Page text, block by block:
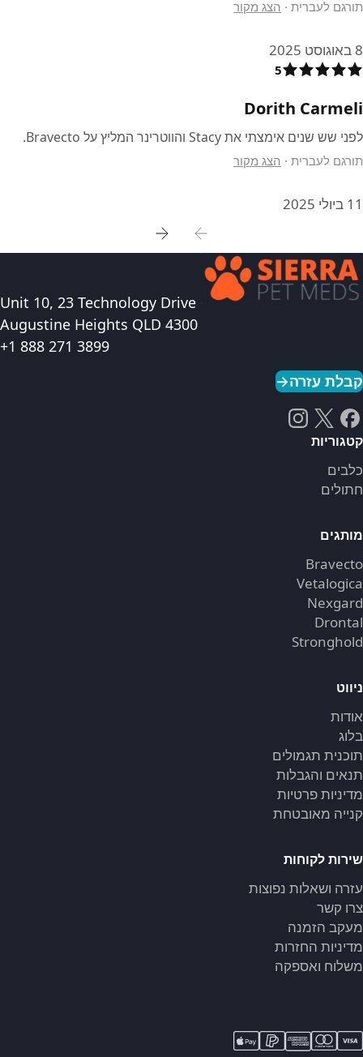
תורגם לעברית · הצג מקור
8 באוגוסט 2025
5
Dorith Carmeli
לפני שש שנים אימצתי את Stacy והווטרינר המליץ על Bravecto.
תורגם לעברית · הצג מקור
11 ביולי 2025
Unit 10, 23 Technology Drive
Augustine Heights QLD 4300
+1 888 271 3899
קבלת עזרה→
קטגוריות
כלבים
חתולים
מותגים
Bravecto
Vetalogica
Nexgard
Drontal
Stronghold
ניווט
אודות
בלוג
תוכנית תגמולים
תנאים והגבלות
מדיניות פרטיות
קנייה מאובטחת
שירות לקוחות
עזרה ושאלות נפוצות
צרו קשר
מעקב הזמנה
מדיניות החזרות
משלוח ואספקה